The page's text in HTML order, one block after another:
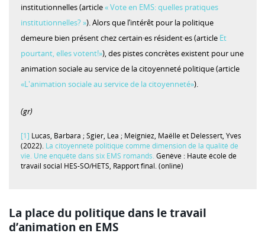
institutionnelles (article« Vote en EMS: quelles pratiques
institutionnelles? »). Alors que l’intérêt pour la politique
demeure bien présent chez certain·es résident·es (article Et
pourtant, elles votent!»), des pistes concrètes existent pour une
animation sociale au service de la citoyenneté politique (article
«L'animation sociale au service de la citoyenneté»).
(gr)
[1] Lucas, Barbara ; Sgier, Lea ; Meigniez, Maëlle et Delessert, Yves
(2022). La citoyenneté politique comme dimension de la qualité de
vie. Une enquête dans six EMS romands.Genève : Haute école de
travail social HES-SO/HETS, Rapport final. (online)
La place du politique dans le travail
d’animation en EMS